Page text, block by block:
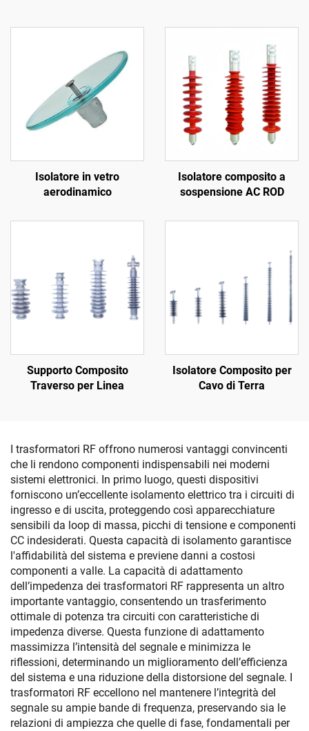
Isolatore in vetro
aerodinamico
Isolatore composito a
sospensione AC ROD
Supporto Composito
Traverso per Linea
Isolatore Composito per
Cavo di Terra
I trasformatori RF offrono numerosi vantaggi convincenti
che li rendono componenti indispensabili nei moderni
sistemi elettronici. In primo luogo, questi dispositivi
forniscono un’eccellente isolamento elettrico tra i circuiti di
ingresso e di uscita, proteggendo così apparecchiature
sensibili da loop di massa, picchi di tensione e componenti
CC indesiderati. Questa capacità di isolamento garantisce
l'affidabilità del sistema e previene danni a costosi
componenti a valle. La capacità di adattamento
dell’impedenza dei trasformatori RF rappresenta un altro
importante vantaggio, consentendo un trasferimento
ottimale di potenza tra circuiti con caratteristiche di
impedenza diverse. Questa funzione di adattamento
massimizza l’intensità del segnale e minimizza le
riflessioni, determinando un miglioramento dell’efficienza
del sistema e una riduzione della distorsione del segnale. I
trasformatori RF eccellono nel mantenere l’integrità del
segnale su ampie bande di frequenza, preservando sia le
relazioni di ampiezza che quelle di fase, fondamentali per